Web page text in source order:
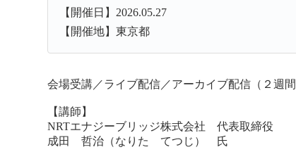
【開催日】2026.05.27
【開催地】東京都
会場受講／ライブ配信／アーカイブ配信（２週
【講師】
NRTエナジーブリッジ株式会社 代表取締役
成田 哲治（なりた てつじ） 氏